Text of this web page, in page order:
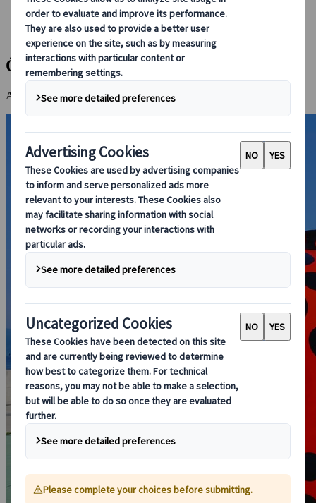
Destinationer
Alla Resmål
Ön Naoshima
Ön Naoshima
Arkitektur, hav och samtidskonst i perfekt samspel